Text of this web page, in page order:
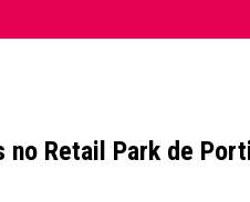
no Retail Park de